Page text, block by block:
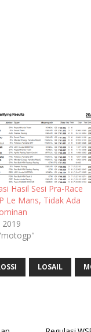
Hasil Sesi Pra-Race
Le Mans, Tidak Ada
2019
LOSAIL